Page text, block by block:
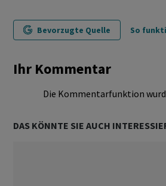
Bevorzugte Quelle So
Ihr Kommentar
Die Kommentarfunktion
DAS KÖNNTE SIE AUCH